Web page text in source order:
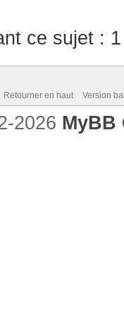
ce sujet :
Retourner en haut Version
2026 MyBB